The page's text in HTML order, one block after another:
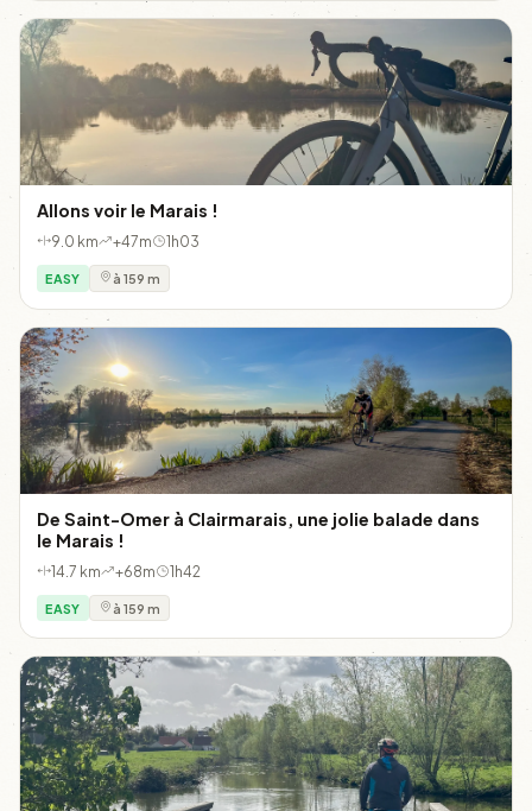
Allons voir le Marais !
9.0 km +47m 1h03
EASY à 159 m
De Saint-Omer à Clairmarais, une jolie balade dans
le Marais !
14.7 km +68m 1h42
EASY à 159 m